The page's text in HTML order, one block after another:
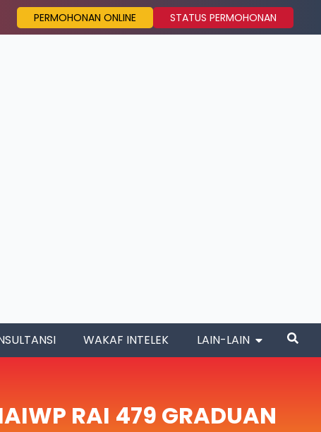
PERMOHONAN ONLINE STATUS PERMOHONAN
WAKAF INTELEK LAIN-LAIN
RAI 479 GRADUAN